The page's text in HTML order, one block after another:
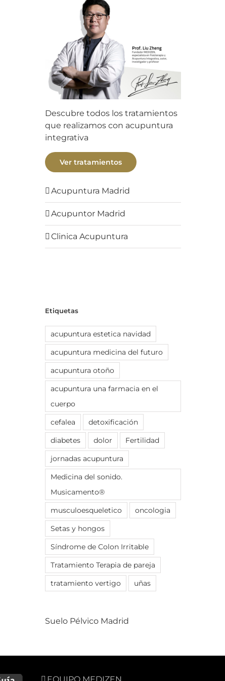
Descubre todos los tratamientos
que realizamos con acupuntura
integrativa
Ver tratamientos
Acupuntura Madrid
Acupuntor Madrid
Clinica Acupuntura
Etiquetas
acupuntura estetica navidad
acupuntura medicina del futuro
acupuntura otoño
acupuntura una farmacia en el
cuerpo
cefalea
detoxificación
diabetes
dolor
Fertilidad
jornadas acupuntura
Medicina del sonido.
Musicamento®
musculoesqueletico
oncologia
Setas y hongos
Síndrome de Colon Irritable
Tratamiento Terapia de pareja
tratamiento vertigo
uñas
Suelo Pélvico Madrid
EQUIPO MEDIZEN